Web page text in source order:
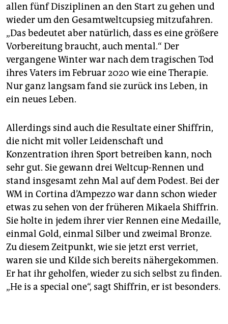
allen fünf Disziplinen an den Start zu gehen und
wieder um den ­Gesamtweltcupsieg mitzufahren.
„Das bedeutet aber natürlich, dass es eine größere
Vorbereitung braucht, auch mental.“ Der
vergangene Winter war nach dem tragischen Tod
ihres Vaters im Februar 2020 wie eine Therapie.
Nur ganz langsam fand sie zurück ins Leben, in
ein neues Leben.
Allerdings sind auch die Resultate einer Shiffrin,
die nicht mit voller Leidenschaft und
Konzentration ihren Sport betreiben kann, noch
sehr gut. Sie gewann drei Weltcup-Rennen und
stand insgesamt zehn Mal auf dem Podest. Bei der
WM in Cortina d’Ampezzo war dann schon wieder
etwas zu sehen von der früheren Mikaela Shiffrin.
Sie holte in jedem ihrer vier Rennen eine Medaille,
einmal Gold, einmal Silber und zweimal Bronze.
Zu diesem Zeitpunkt, wie sie jetzt erst verriet,
waren sie und Kilde sich bereits nähergekommen.
Er hat ihr geholfen, wieder zu sich selbst zu finden.
„He is a special one“, sagt Shiffrin, er ist besonders.